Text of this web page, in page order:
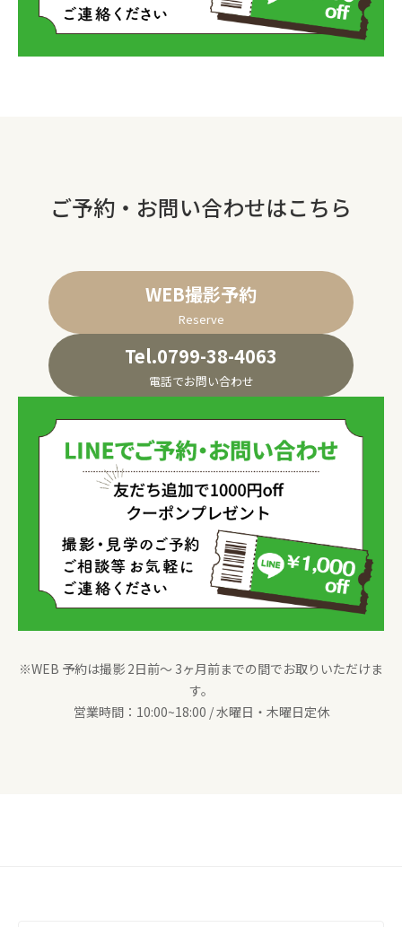
ご予約・お問い合わせはこちら
WEB撮影予約
Reserve
Tel.0799-38-4063
電話でお問い合わせ
※WEB 予約は撮影 2日前〜 3ヶ月前までの間でお取りいただけま
す。
営業時間：10:00~18:00 / 水曜日・木曜日定休